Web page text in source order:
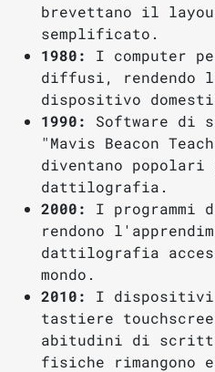
brevettano il
semplificato.
1980:
I computer
diffusi, rendendo
dispositivo
1990:
Software di
"Mavis Beacon
diventano popolari
dattilografia.
2000:
I
rendono
dattilografia
mondo.
2010:
I
tastiere
abitudini di
fisiche rimangono